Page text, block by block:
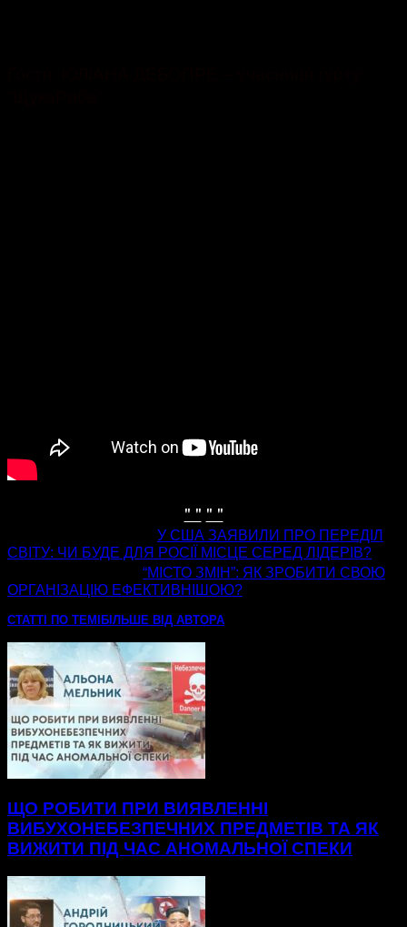
" " " "
У США ЗАЯВИЛИ ПРО ПЕРЕДІЛ
СВІТУ: ЧИ БУДЕ ДЛЯ РОСІЇ МІСЦЕ СЕРЕД ЛІДЕРІВ?
“МІСТО ЗМІН”: ЯК ЗРОБИТИ СВОЮ
ОРГАНІЗАЦІЮ ЕФЕКТИВНІШОЮ?
СТАТТІ ПО ТЕМІ БІЛЬШЕ ВІД АВТОРА
ЩО РОБИТИ ПРИ ВИЯВЛЕННІ
ВИБУХОНЕБЕЗПЕЧНИХ ПРЕДМЕТІВ ТА ЯК
ВИЖИТИ ПІД ЧАС АНОМАЛЬНОЇ СПЕКИ